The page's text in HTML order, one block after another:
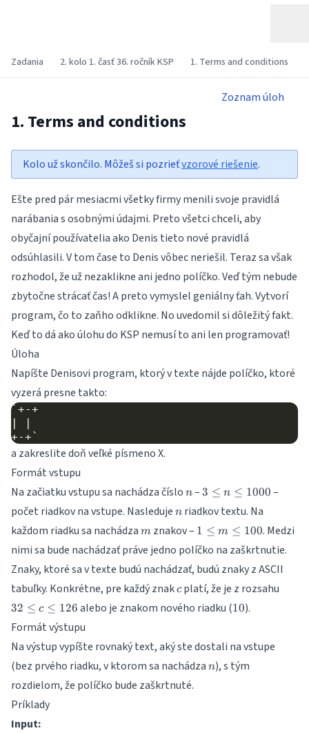
Zadania 2. kolo 1. časť 36. ročník KSP 1. Terms and conditions
Zoznam úloh
1. Terms and conditions
Kolo už skončilo. Môžeš si pozrieťvzorové riešenie.
Ešte pred pár mesiacmi všetky firmy menili svoje pravidlá
narábania s osobnými údajmi. Preto všetci chceli, aby
obyčajní používatelia ako Denis tieto nové pravidlá
odsúhlasili. V tom čase to Denis vôbec neriešil. Teraz sa však
rozhodol, že už nezaklikne ani jedno políčko. Veď tým nebude
zbytočne strácať čas! A preto vymyslel geniálny ťah. Vytvorí
program, čo to zaňho odklikne. No uvedomil si dôležitý fakt.
Keď to dá ako úlohu do KSP nemusí to ani len programovať!
Úloha
Napíšte Denisovi program, ktorý v texte nájde políčko, ktoré
vyzerá presne takto:
`+-+
| |
a zakreslite doň veľké písmeno X.
Formát vstupu
Na začiatku vstupu sa nachádza číslo n
n– 3
n
\leq
1000
3 ≤ n ≤ 1000 –
počet riadkov na vstupe. Nasleduje n
n riadkov textu. Na
každom riadku sa nachádza m
m znakov – 1
\leq
m
\leq
100
1 ≤ m ≤ 100. Medzi
nimi sa bude nachádzať práve jedno políčko na zaškrtnutie.
Znaky, ktoré sa v texte budú nachádzať, budú znaky zASCII
tabuľky. Konkrétne, pre každý znakc
cplatí, že je z rozsahu
32 ≤ c ≤ 126 alebo je znakom nového riadku (10
10).
Formát výstupu
Na výstup vypíšte rovnaký text, aký ste dostali na vstupe
(bez prvého riadku, v ktorom sa nachádza n
n), s tým
rozdielom, že políčko bude zaškrtnuté.
Príklady
Input: